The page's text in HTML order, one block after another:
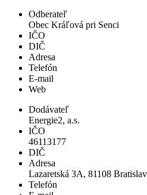
Odberateľ
Obec Kráľová pri Senci
IČO
DIČ
Adresa
Telefón
E-mail
Web
Dodávateľ
Energie2, a.s.
IČO
46113177
DIČ
Adresa
Lazaretská 3A, 81108
Telefón